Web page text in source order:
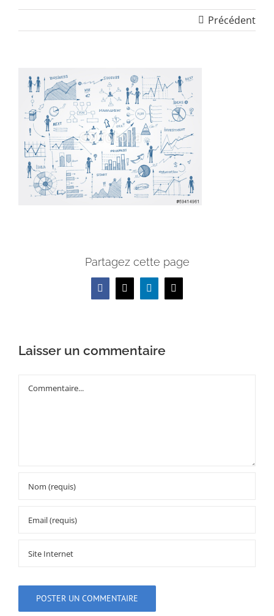
Précédent
Partagez cette page
Facebook
X LinkedInEmail
Laisser un commentaire
Commentaire